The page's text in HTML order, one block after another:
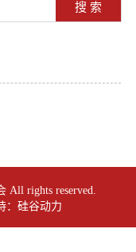
搜 索
rights reserved.
硅谷动力